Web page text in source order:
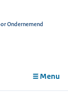
Ondernemend
Menu